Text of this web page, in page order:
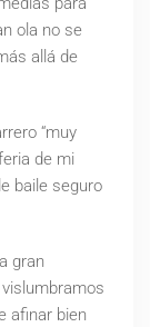
ola no se
allá de
“muy
de mi
baile seguro
gran
afinar bien